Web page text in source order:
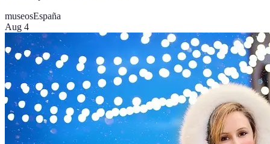
museosEspaña
Aug 4